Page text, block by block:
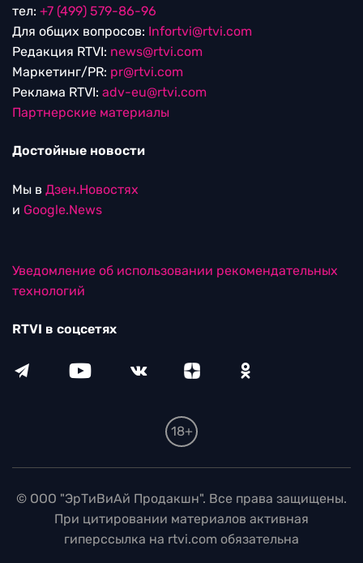
тел: +7 (499) 579-86-96
Для общих вопросов: Infortvi@rtvi.com
Редакция RTVI: news@rtvi.com
Маркетинг/PR: pr@rtvi.com
Реклама RTVI: adv-eu@rtvi.com
Партнерские материалы
Достойные новости
Мы в Дзен.Новостях
и Google.News
Уведомление об использовании рекомендательных
технологий
RTVI в соцсетях
18+
© ООО "ЭрТиВиАй Продакшн". Все права защищены.
При цитировании материалов активная
гиперссылка на rtvi.com обязательна